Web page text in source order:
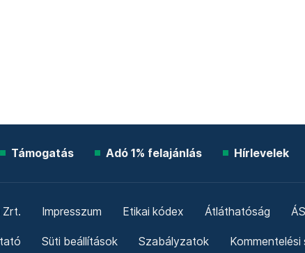
Támogatás Adó 1% felajánlás Hírlevelek
Zrt. Impresszum Etikai kódex Átláthatóság
Süti beállítások Szabályzatok